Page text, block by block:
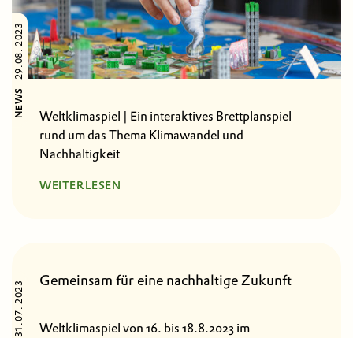
VILLACH
NEWS
29.08. 2023
Weltklimaspiel | Ein interaktives Brettplanspiel
rund um das Thema Klimawandel und
Nachhaltigkeit
WEITERLESEN
31.07. 2023 Gemeinsam für eine nachhaltige Zukunft
Weltklimaspiel von 16. bis 18.8.2023 im